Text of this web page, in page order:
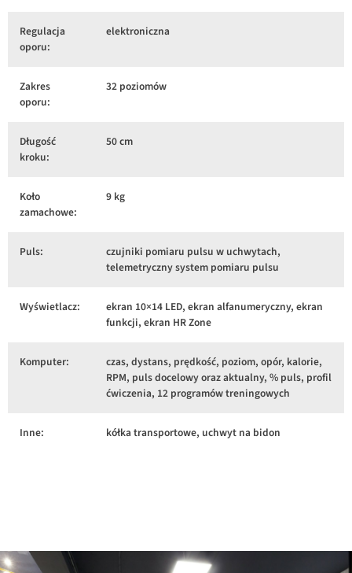
Regulacja
oporu:
elektroniczna
Zakres
oporu:
32 poziomów
Długość
kroku:
50 cm
Koło
zamachowe:
9 kg
Puls:
czujniki pomiaru pulsu w uchwytach,
telemetryczny system pomiaru pulsu
Wyświetlacz:
ekran 10×14 LED, ekran alfanumeryczny, ekran
funkcji, ekran HR Zone
Komputer:
czas, dystans, prędkość, poziom, opór, kalorie,
RPM, puls docelowy oraz aktualny, % puls, profil
ćwiczenia, 12 programów treningowych
Inne: kółka transportowe, uchwyt na bidon